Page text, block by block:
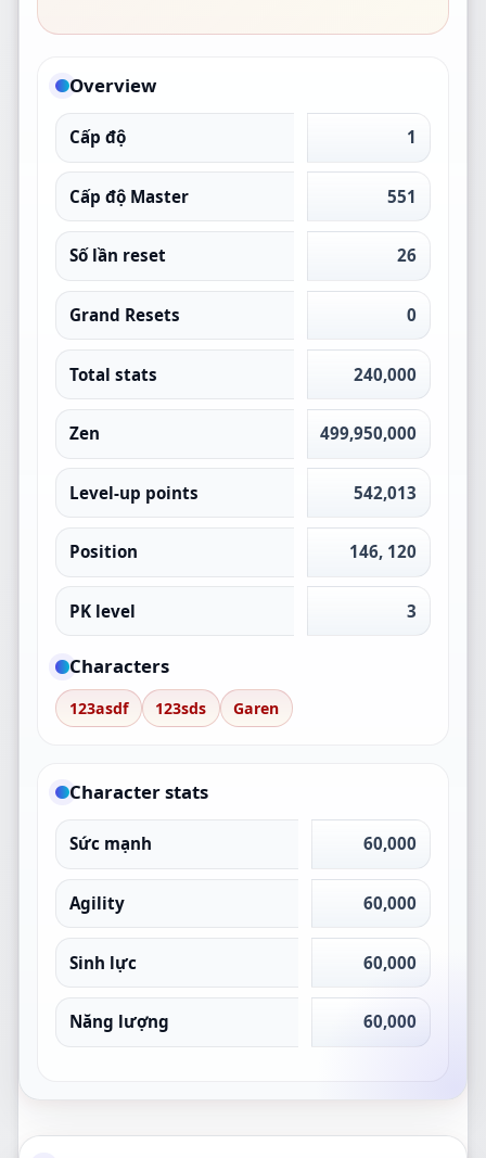
Overview
Cấp độ 1
Cấp độ Master 551
Số lần reset 26
Grand Resets 0
Total stats 240,000
Zen 499,950,000
Level-up points 542,013
Position 146, 120
PK level 3
Characters
123asdf 123sds Garen
Character stats
Sức mạnh 60,000
Agility 60,000
Sinh lực 60,000
Năng lượng 60,000